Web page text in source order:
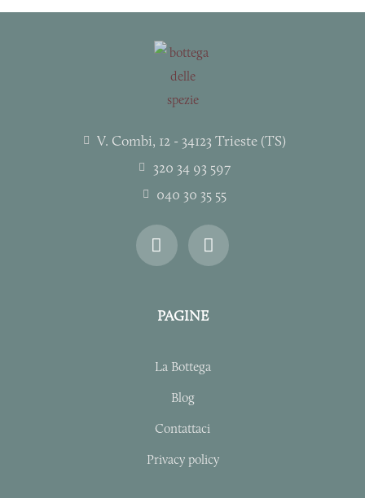
V. Combi, 12 - 34123 Trieste (TS)
320 34 93 597
040 30 35 55
I
n
s
a
g
a
F
a
c
b
o
k
PAGINE
La Bottega
Blog
Contattaci
Privacy policy